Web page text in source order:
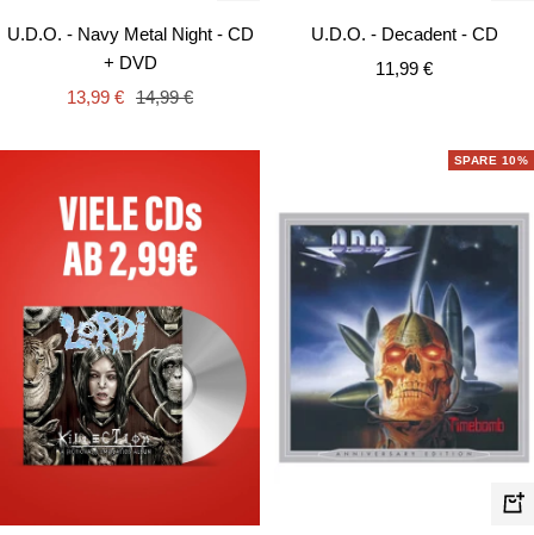
U.D.O. - Navy Metal Night - CD
+ DVD
Angebotspreis
13,99 € Regulärer
14,99 €
U.D.O. - Decadent - CD
Angebotspreis
11,99 €
SPARE 10%
In